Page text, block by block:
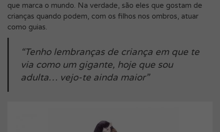
que marca o mundo. Na verdade, são eles que gostam de
crianças quando podem, com os filhos nos ombros, atuar
como guias.
“Tenho lembranças de criança em que te
via como um gigante, hoje que sou
adulta… vejo-te ainda maior”